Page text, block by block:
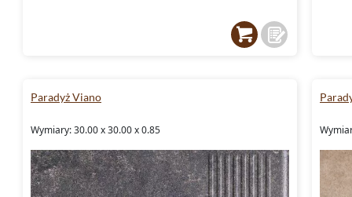
Paradyż Viano
Wymiary: 30.00 x 30.00 x 0.85